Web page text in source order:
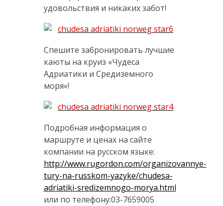
удовольствия и никаких забот!
Спешите забронировать лучшие
каюты на круиз «Чудеса
Адриатики и Средиземного
моря»!
Подробная информация о
маршруте и ценах на сайте
компании на русском языке:
http://www.rugordon.com/organizovannye-
tury-na-russkom-yazyke/chudesa-
adriatiki-sredizemnogo-morya.html
или по телефону:03-7659005